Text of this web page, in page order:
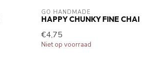
GO HANDMADE
HAPPY CHUNKY FINE CHAI
€4,75
Niet op voorraad